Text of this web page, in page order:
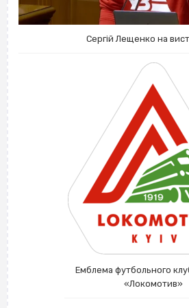
Сергій Лещенко на
Емблема футбольного
«Локомотив»